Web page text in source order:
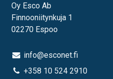
Oy Esco Ab
Finnooniitynkuja 1
02270 Espoo
info@esconet.fi
+358 10 524 2910